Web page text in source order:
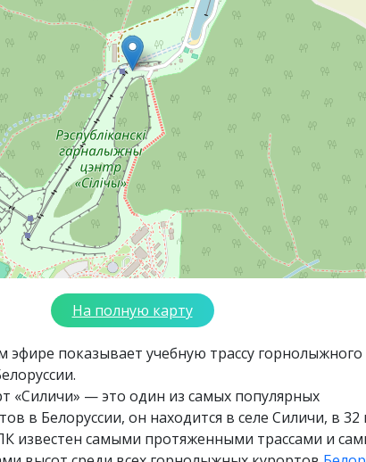
На полную карту
эфире показывает учебную трассу горнолыжного
«Силичи» — это один из самых популярных
в Белоруссии, он находится в селе Силичи, в 32
известен самыми протяженными трассами и